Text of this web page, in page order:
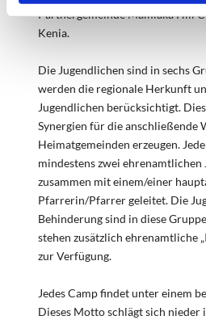
Partnergemeinde Mamlaka Hill
Kenia.
Die Jugendlichen sind in sechs
werden die regionale Herkunft
Jugendlichen berücksichtigt.
Synergien für die anschließende
Heimatgemeinden erzeugen.
mindestens zwei ehrenamtlichen
zusammen mit einem/einer
Pfarrerin/Pfarrer geleitet. Die
Behinderung sind in diese
stehen zusätzlich ehrenamtliche
zur Verfügung.
Jedes Camp findet unter einem
Dieses Motto schlägt sich nieder